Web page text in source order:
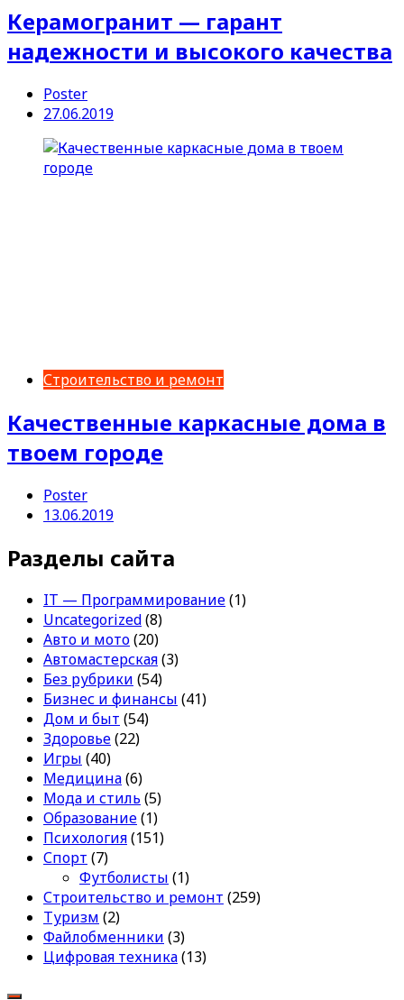
Керамогранит — гарант
надежности и высокого качества
Poster
27.06.2019
Строительство и ремонт
Качественные каркасные дома в
твоем городе
Poster
13.06.2019
Разделы сайта
IT — Программирование(1)
Uncategorized(8)
Авто и мото(20)
Автомастерская(3)
Без рубрики (54)
Бизнес и финансы (41)
Дом и быт (54)
Здоровье(22)
Игры (40)
Медицина(6)
Мода и стиль (5)
Образование(1)
Психология(151)
Спорт (7)
Футболисты (1)
Строительство и ремонт (259)
Туризм (2)
Файлобменники (3)
Цифровая техника(13)